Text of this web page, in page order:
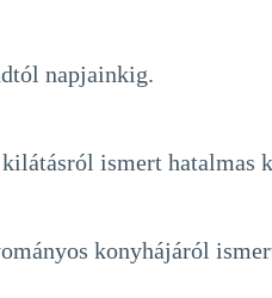
napjainkig.
ismert hatalmas
konyhájáról